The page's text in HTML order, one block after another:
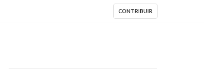
CONTRIBUIR